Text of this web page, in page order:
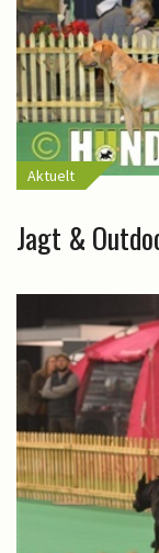
Aktuelt
Jagt &